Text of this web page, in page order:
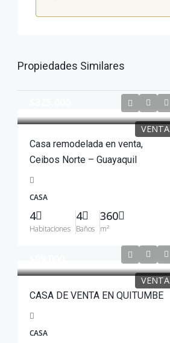
Propiedades Similares
VENTA
Casa remodelada en venta,
Ceibos Norte – Guayaquil
CASA
4
Habitaciones
4
Baños
360
m²
VENTA
CASA DE VENTA EN QUITUMBE
CASA